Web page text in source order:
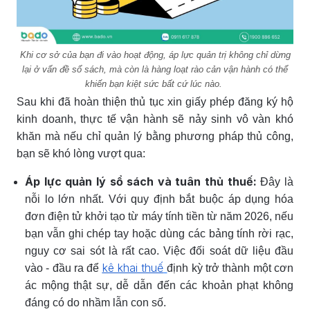
Khi cơ sở của bạn đi vào hoạt động, áp lực quản trị không chỉ dừng
lại ở vấn đề sổ sách, mà còn là hàng loạt rào cản vận hành có thể
khiến bạn kiệt sức bất cứ lúc nào.
Sau khi đã hoàn thiện thủ tục xin giấy phép đăng ký hộ
kinh doanh, thực tế vận hành sẽ nảy sinh vô vàn khó
khăn mà nếu chỉ quản lý bằng phương pháp thủ công,
bạn sẽ khó lòng vượt qua:
Áp lực quản lý sổ sách và tuân thủ thuế: Đây là
nỗi lo lớn nhất. Với quy định bắt buộc áp dụng hóa
đơn điện tử khởi tạo từ máy tính tiền từ năm 2026, nếu
bạn vẫn ghi chép tay hoặc dùng các bảng tính rời rạc,
nguy cơ sai sót là rất cao. Việc đối soát dữ liệu đầu
vào - đầu ra để kê khai thuế định kỳ trở thành một cơn
ác mộng thật sự, dễ dẫn đến các khoản phạt không
đáng có do nhầm lẫn con số.